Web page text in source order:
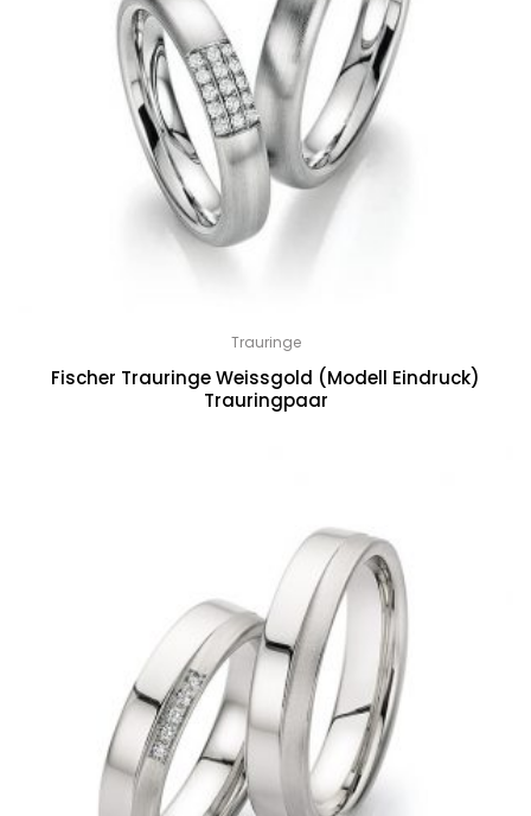
Trauringe
Fischer Trauringe Weissgold (Modell Eindruck)
Trauringpaar